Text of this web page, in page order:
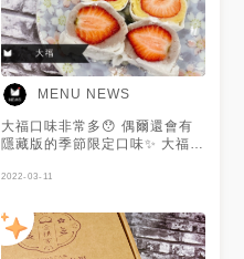
MENU NEWS
大福口味非常多😯 偶爾還會有
隱藏版的季節限定口味✨ 大福每
足、口感不黏膩👍 必吃熱門的
麻糬Q嫩的口感😝 冰過更好吃🧊
謝謝 @Mina小吃貨日常 提供美
照🧡
2022-03-11